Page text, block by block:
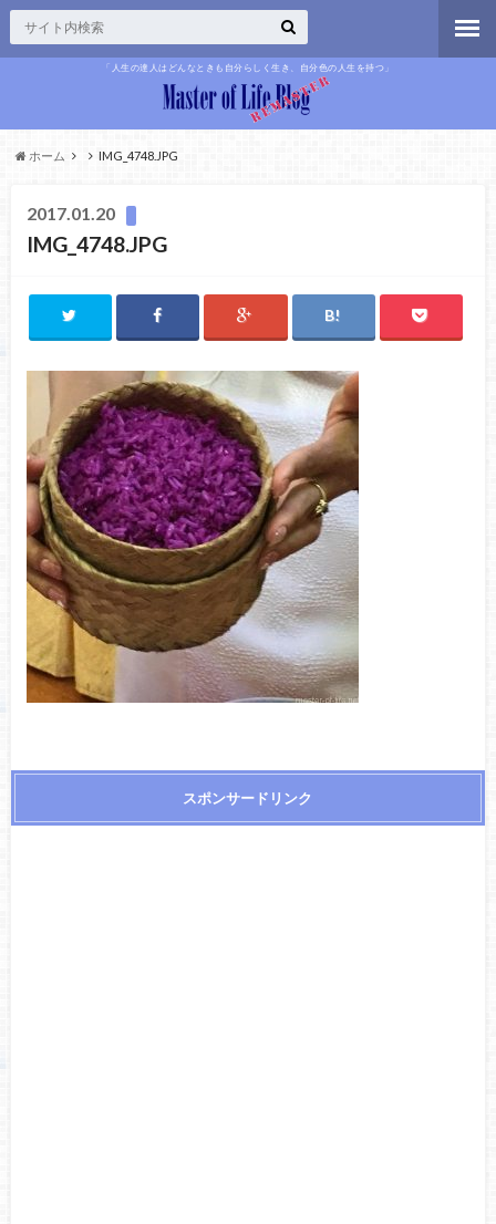
「人生の達人はどんなときも自分らしく生き、自分色の人生を持つ」
ホーム IMG_4748.JPG
2017.01.20
IMG_4748.JPG
スポンサードリンク